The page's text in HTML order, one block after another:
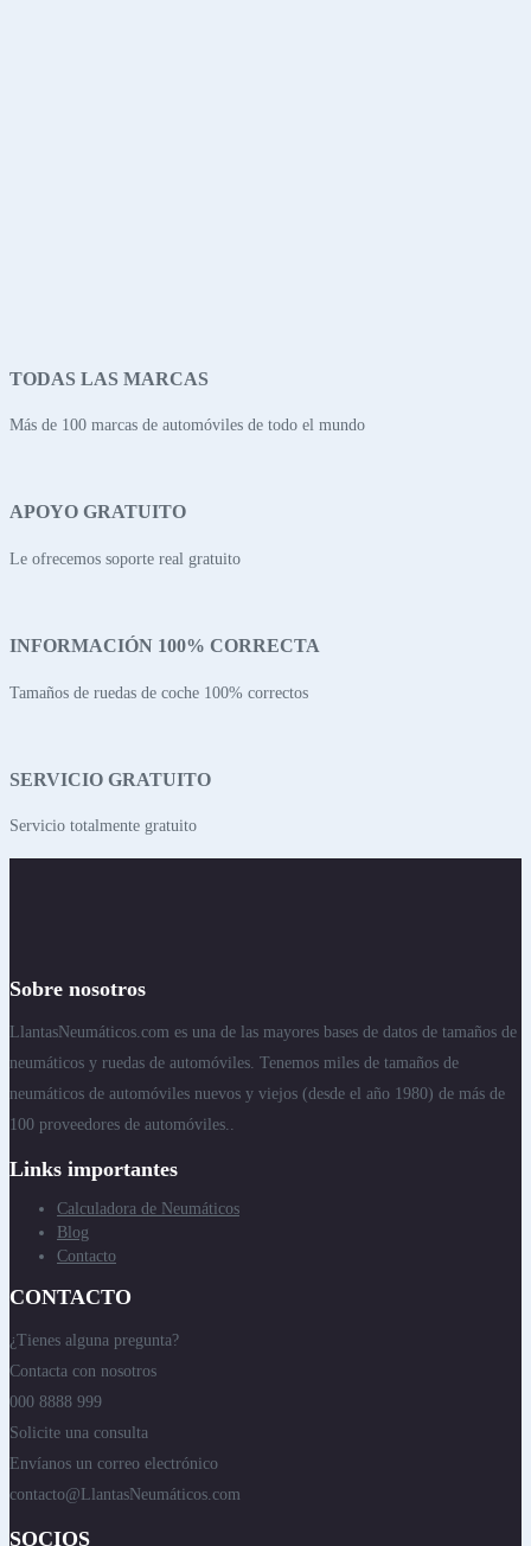
TODAS LAS MARCAS
Más de 100 marcas de automóviles de todo el mundo
APOYO GRATUITO
Le ofrecemos soporte real gratuito
INFORMACIÓN 100% CORRECTA
Tamaños de ruedas de coche 100% correctos
SERVICIO GRATUITO
Servicio totalmente gratuito
Sobre nosotros
LlantasNeumáticos.com es una de las mayores bases de datos de tamaños de
neumáticos y ruedas de automóviles. Tenemos miles de tamaños de
neumáticos de automóviles nuevos y viejos (desde el año 1980) de más de
100 proveedores de automóviles..
Links importantes
Calculadora de Neumáticos
Blog
Contacto
CONTACTO
¿Tienes alguna pregunta?
Contacta con nosotros
000 8888 999
Solicite una consulta
Envíanos un correo electrónico
contacto@LlantasNeumáticos.com
SOCIOS